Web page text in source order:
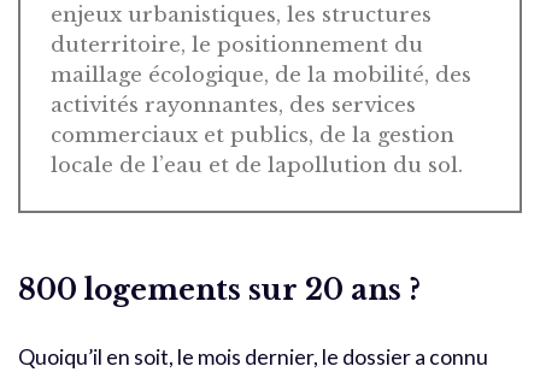
enjeux urbanistiques, les structures
duterritoire, le positionnement du
maillage écologique, de la mobilité, des
activités rayonnantes, des services
commerciaux et publics, de la gestion
locale de l’eau et de lapollution du sol.
800 logements sur 20 ans ?
Quoiqu’il en soit, le mois dernier, le dossier a connu